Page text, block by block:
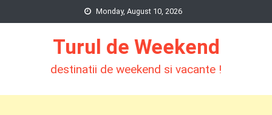
to
Monday, August 10, 2026
Turul de Weekend
destinatii de weekend si vacante !